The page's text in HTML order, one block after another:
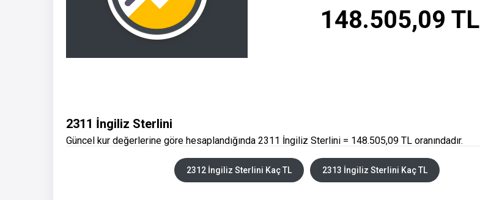
148.505,09 TL
2311 İngiliz Sterlini
Güncel kur değerlerine göre hesaplandığında 2311 İngiliz Sterlini = 148.505,09 TL oranındadır.
2312 İngiliz Sterlini Kaç TL 2313 İngiliz Sterlini Kaç TL